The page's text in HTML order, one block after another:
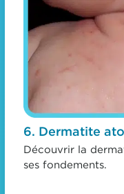
6. Dermatite
Découvrir la
ses fondements.